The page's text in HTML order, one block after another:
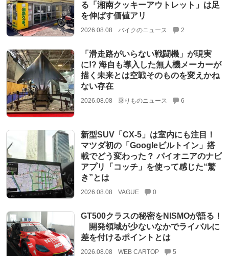
る「湘南クッキーアウトレット」は足
を伸ばす価値アリ
2026.08.08 バイクのニュース 2
「滑走路がいらない戦闘機」が現実
に!? 海自も導入した無人機メーカーが
描く未来とは空戦そのものを変えかね
ない存在
2026.08.08 乗りものニュース 6
新型SUV「CX-5」は室内にも注目！
マツダ初の「Googleビルトイン」搭
載でどう変わった？ パイオニアのナビ
アプリ「コッチ」を使って感じた“驚
き”とは
2026.08.08 VAGUE 0
GT500クラスの秘密をNISMOが語る！
開発領域が少ないなかでライバルに
差を付けるポイントとは
2026.08.08 WEB CARTOP 5